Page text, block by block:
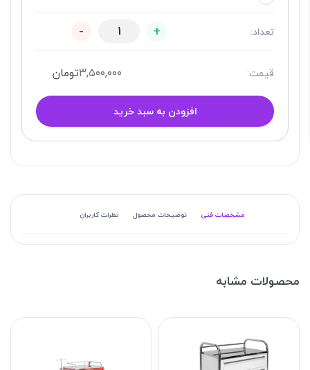
تعداد: +
-
قیمت: ۳,۵۰۰,۰۰۰تومان
افزودن به سبد خرید
مشخصات فنی توضیحات محصول نظرات کاربران
محصولات مشابه